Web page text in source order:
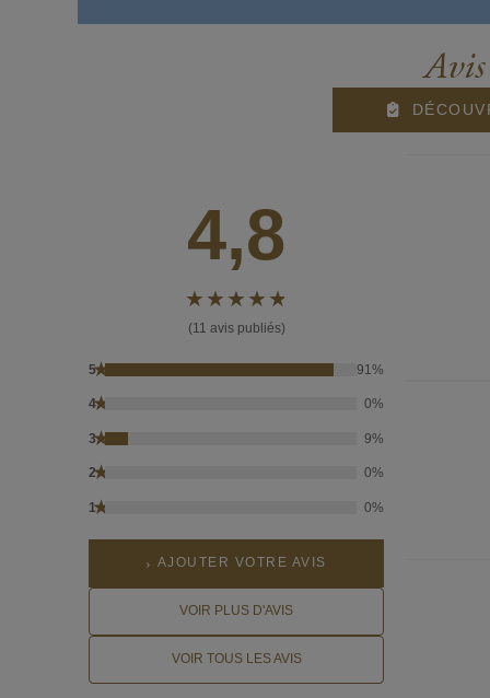
4,8
(11 avis publiés)
5★ 91%
4★ 0%
3★ 9%
2★ 0%
1★ 0%
AJOUTER VOTRE AVIS
VOIR PLUS D'AVIS
VOIR TOUS LES AVIS